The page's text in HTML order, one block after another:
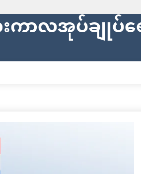
Secure websites use
Look for a lock icon ( or a
ကာလအုပ်ချုပ်ရ